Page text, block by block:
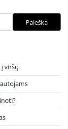
Paieška
viršų